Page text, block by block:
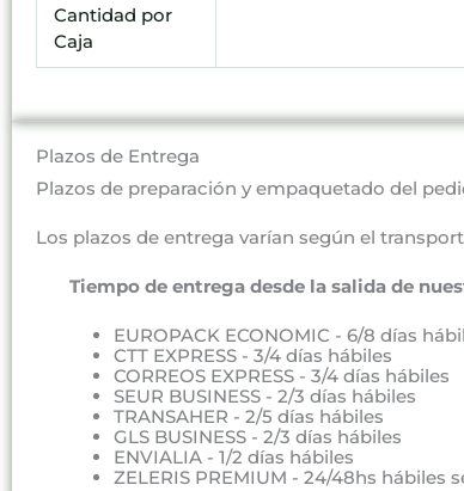
Cantidad por
Caja
Plazos de Entrega
Plazos de preparación y empaquetado del
Los plazos de entrega varían según el
Tiempo de entrega desde la salida de
EUROPACK ECONOMIC - 6/8 días
CTT EXPRESS - 3/4 días hábiles
CORREOS EXPRESS - 3/4 días hábiles
SEUR BUSINESS - 2/3 días hábiles
TRANSAHER - 2/5 días hábiles
GLS BUSINESS - 2/3 días hábiles
ENVIALIA - 1/2 días hábiles
ZELERIS PREMIUM - 24/48hs hábiles